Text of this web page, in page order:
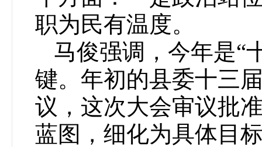
职为民有温度。
马俊强调，今年是“
键。年初的县委十三
议，这次大会审议批
蓝图，细化为具体目